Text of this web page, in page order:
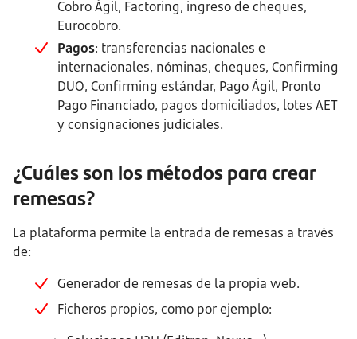
Cobro Ágil, Factoring, ingreso de cheques,
Eurocobro.
Pagos: transferencias nacionales e
internacionales, nóminas, cheques, Confirming
DUO, Confirming estándar, Pago Ágil, Pronto
Pago Financiado, pagos domiciliados, lotes AET
y consignaciones judiciales.
¿Cuáles son los métodos para crear
remesas?
La plataforma permite la entrada de remesas a través
de:
Generador de remesas de la propia web.
Ficheros propios, como por ejemplo: